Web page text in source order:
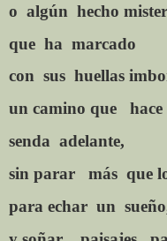
o algún hecho
que ha marcado
con sus huellas
un camino que
hace
senda adelante,
sin parar
más que
para echar un